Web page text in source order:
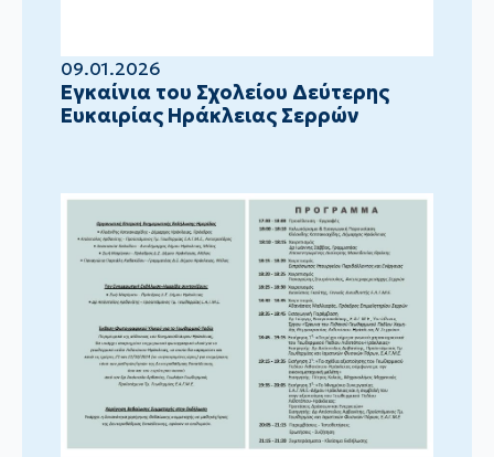
09.01.2026
Eγκαίνια του Σχολείου Δεύτερης
Ευκαιρίας Ηράκλειας Σερρών